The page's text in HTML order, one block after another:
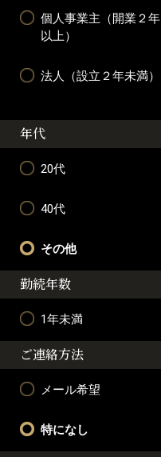
個人事業主（開業２年
以上）
法人（設立２年未満）
年代
20代
40代
その他
勤続年数
1年未満
ご連絡方法
メール希望
特になし